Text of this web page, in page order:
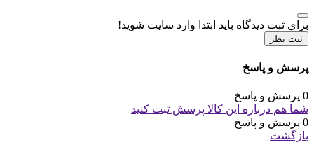
برای ثبت دیدگاه باید ابتدا وارد سایت شوید!
ثبت نظر
پرسش و پاسخ
0 پرسش و پاسخ
شما هم درباره این کالا پرسش ثبت کنید
0 پرسش و پاسخ
بازگشت